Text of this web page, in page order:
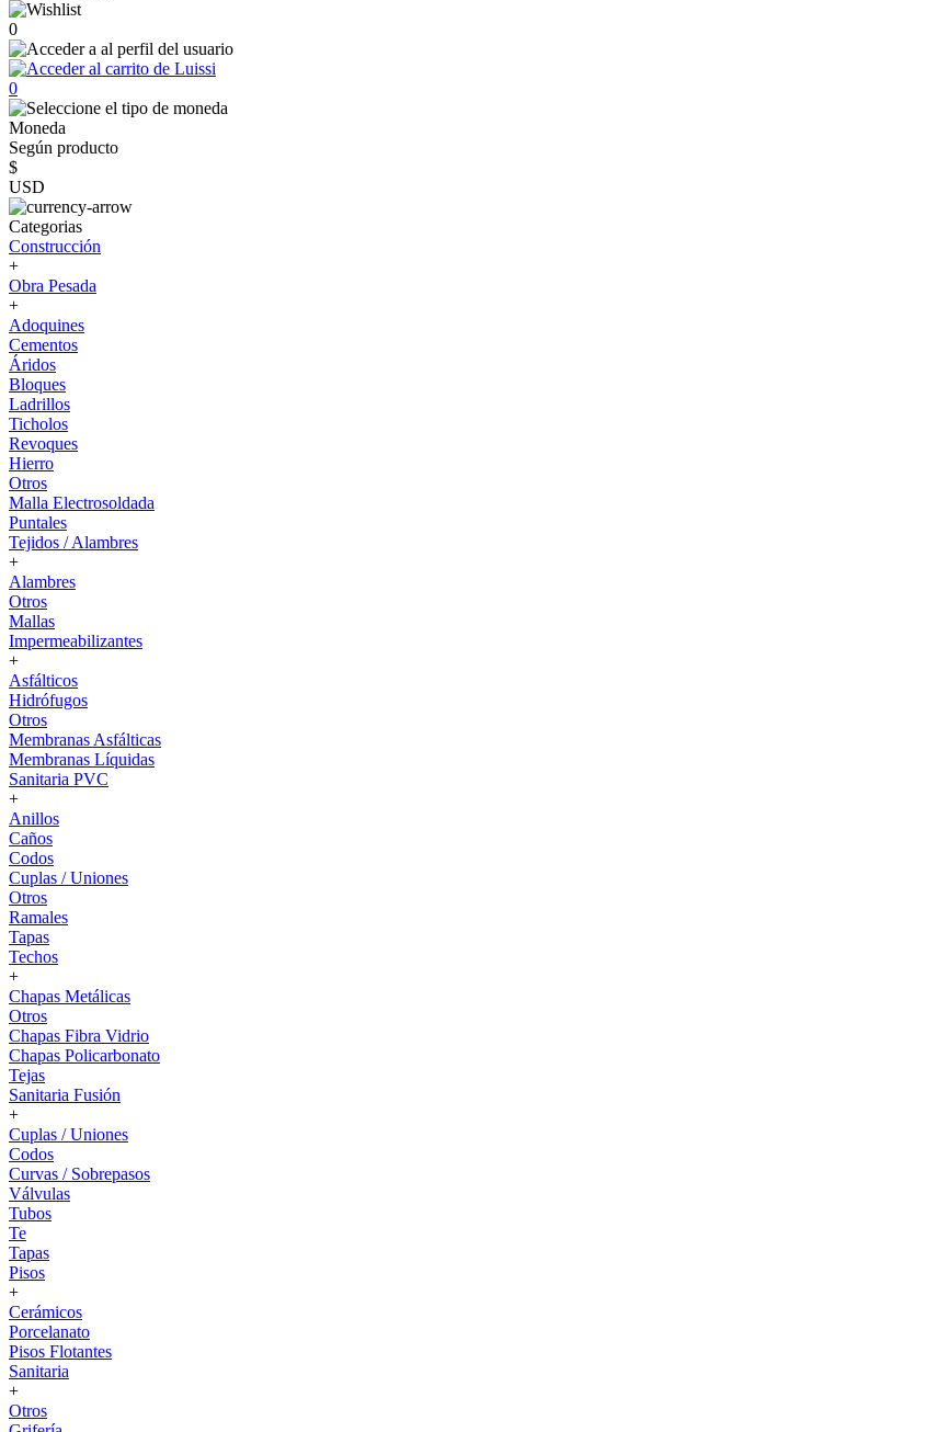
0
0
Moneda
Según producto
$
USD
Categorias
Construcción
+
Obra Pesada
+
Adoquines
Cementos
Áridos
Bloques
Ladrillos
Ticholos
Revoques
Hierro
Otros
Malla Electrosoldada
Puntales
Tejidos / Alambres
+
Alambres
Otros
Mallas
Impermeabilizantes
+
Asfálticos
Hidrófugos
Otros
Membranas Asfálticas
Membranas Líquidas
Sanitaria PVC
+
Anillos
Caños
Codos
Cuplas / Uniones
Otros
Ramales
Tapas
Techos
+
Chapas Metálicas
Otros
Chapas Fibra Vidrio
Chapas Policarbonato
Tejas
Sanitaria Fusión
+
Cuplas / Uniones
Codos
Curvas / Sobrepasos
Válvulas
Tubos
Te
Tapas
Pisos
+
Cerámicos
Porcelanato
Pisos Flotantes
Sanitaria
+
Otros